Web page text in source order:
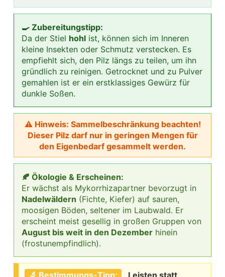
🍳 Zubereitungstipp:
Da der Stiel hohl ist, können sich im Inneren
kleine Insekten oder Schmutz verstecken. Es
empfiehlt sich, den Pilz längs zu teilen, um ihn
gründlich zu reinigen. Getrocknet und zu Pulver
gemahlen ist er ein erstklassiges Gewürz für
dunkle Soßen.
⚠ Hinweis: Sammelbeschränkung beachten!
Dieser Pilz darf nur in geringen Mengen für
den Eigenbedarf gesammelt werden.
🍂 Ökologie & Erscheinen:
Er wächst als Mykorrhizapartner bevorzugt in
Nadelwäldern (Fichte, Kiefer) auf sauren,
moosigen Böden, seltener im Laubwald. Er
erscheint meist gesellig in großen Gruppen von
August bis weit in den Dezember hinein
(frostunempfindlich).